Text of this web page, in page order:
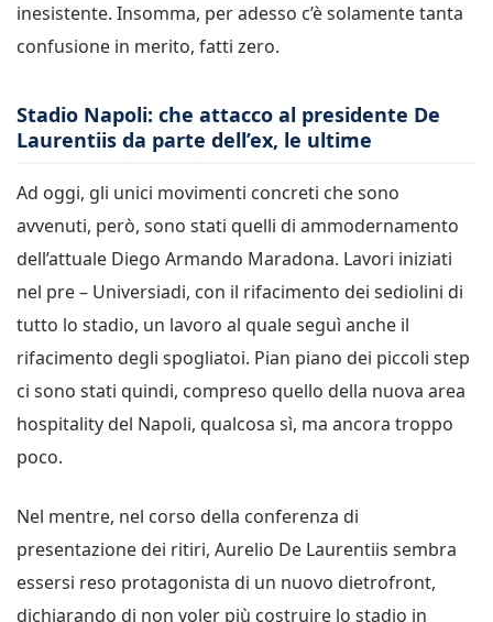
inesistente. Insomma, per adesso c’è solamente tanta
confusione in merito, fatti zero.
Stadio Napoli: che attacco al presidente De
Laurentiis da parte dell’ex, le ultime
Ad oggi, gli unici movimenti concreti che sono
avvenuti, però, sono stati quelli di ammodernamento
dell’attuale Diego Armando Maradona. Lavori iniziati
nel pre – Universiadi, con il rifacimento dei sediolini di
tutto lo stadio, un lavoro al quale seguì anche il
rifacimento degli spogliatoi. Pian piano dei piccoli step
ci sono stati quindi, compreso quello della nuova area
hospitality del Napoli, qualcosa sì, ma ancora troppo
poco.
Nel mentre, nel corso della conferenza di
presentazione dei ritiri, Aurelio De Laurentiis sembra
essersi reso protagonista di un nuovo dietrofront,
dichiarando di non voler più costruire lo stadio in